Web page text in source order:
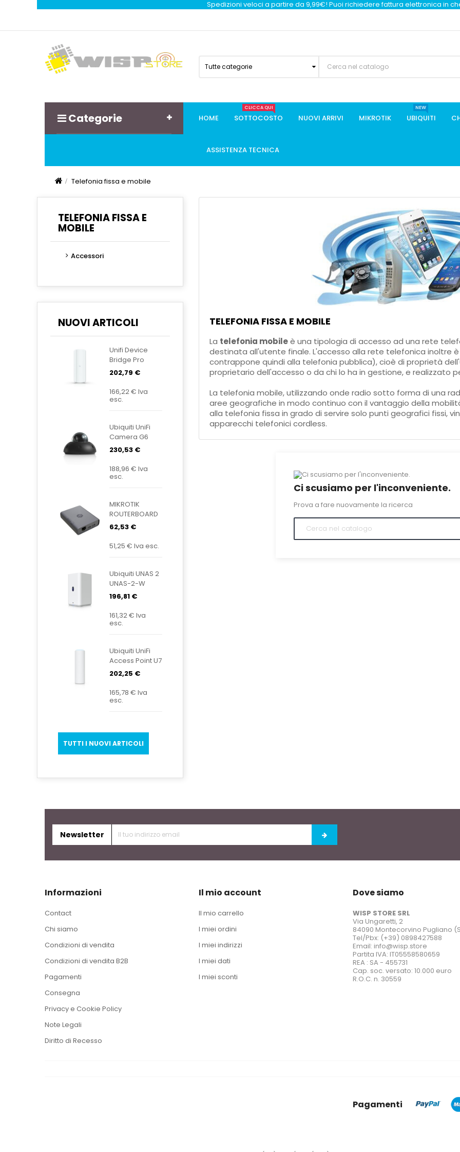
Spedizioni veloci a partire da 9,99€! Puoi richiedere fattura elettronica in
Tutte categorie
Categorie HOME SOTTOCOSTO
CLICCA QUI
NUOVI ARRIVI MIKROTIK UBIQUITI
NEW
ASSISTENZA TECNICA
Telefonia fissa e mobile
TELEFONIA FISSA E
MOBILE
Accessori
NUOVI ARTICOLI
Unifi Device
Bridge Pro
Sector UDB-
202,79 €
166,22 € Iva
esc.
Ubiquiti UniFi
Camera G6
Dome Black
Dome-B
230,53 €
188,96 € Iva
esc.
MIKROTIK
ROUTERBOARD
KNOT
LTE4 EC25-
62,53 €
51,25 € Iva esc.
Ubiquiti UNAS 2
UNAS-2-W
196,81 €
161,32 € Iva
esc.
Ubiquiti UniFi
Access Point U7
Mesh U7-Mesh
202,25 €
165,78 € Iva
esc.
TUTTI I NUOVI ARTICOLI
TELEFONIA FISSA E MOBILE
La telefonia mobileè una tipologia di accesso ad una rete
destinata all'utente finale. L'accesso alla rete telefonica inoltre
contrappone quindi alla telefonia pubblica), cioè di proprietà
proprietario dell'accesso o da chi lo ha in gestione, e realizzato
La telefonia mobile, utilizzando onde radio sotto forma di una
aree geografiche in modo continuo con il vantaggio della
alla telefonia fissa in grado di servire solo punti geografici fissi,
apparecchi telefonici cordless.
Ci scusiamo per l'inconveniente.
Prova a fare nuovamente la ricerca
Newsletter
Informazioni
Contact
Chi siamo
Condizioni di vendita
Condizioni di vendita B2B
Pagamenti
Consegna
Privacy e Cookie Policy
Note Legali
Diritto di Recesso
Il mio account
Il mio carrello
I miei ordini
I miei indirizzi
I miei dati
I miei sconti
Dove siamo
WISP STORE SRL
Via Ungaretti, 2
84090 Montecorvino Pugliano
Tel/Pbx: (+39) 0898427588
Email: info@wisp.store
Partita IVA: IT05558580659
REA : SA - 455731
Cap. soc. versato: 10.000 euro
R.O.C. n. 30559
Pagamenti